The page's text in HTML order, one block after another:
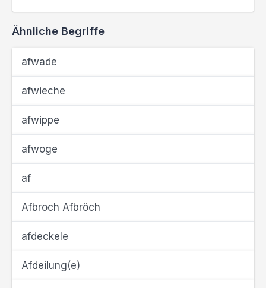
Ähnliche Begriffe
afwade
afwieche
afwippe
afwoge
af
Afbroch Afbröch
afdeckele
Afdeilung(e)